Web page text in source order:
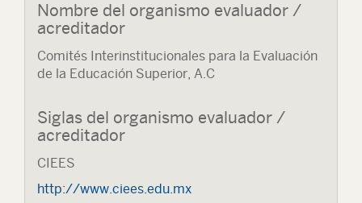
Nombre del organismo evaluador /
acreditador
Comités Interinstitucionales para la Evaluación
de la Educación Superior, A.C
Siglas del organismo evaluador /
acreditador
CIEES
http://www.ciees.edu.mx